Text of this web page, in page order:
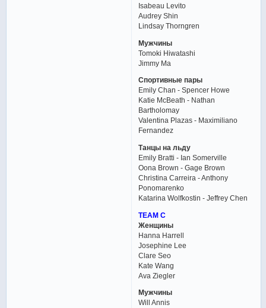
Isabeau Levito
Audrey Shin
Lindsay Thorngren
Мужчины
Tomoki Hiwatashi
Jimmy Ma
Спортивные пары
Emily Chan - Spencer Howe
Katie McBeath - Nathan
Bartholomay
Valentina Plazas - Maximiliano
Fernandez
Танцы на льду
Emily Bratti - Ian Somerville
Oona Brown - Gage Brown
Christina Carreira - Anthony
Ponomarenko
Katarina Wolfkostin - Jeffrey Chen
TEAM C
Женщины
Hanna Harrell
Josephine Lee
Clare Seo
Kate Wang
Ava Ziegler
Мужчины
Will Annis